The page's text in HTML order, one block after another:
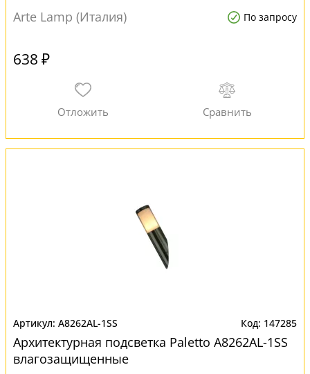
Arte Lamp (Италия) По запросу
638 ₽
A8262AL-1SS 147285
Архитектурная подсветка Paletto A8262AL-1SS
влагозащищенные